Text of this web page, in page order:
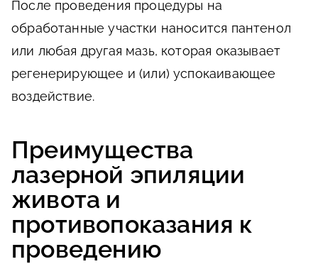
После проведения процедуры на
обработанные участки наносится пантенол
или любая другая мазь, которая оказывает
регенерирующее и (или) успокаивающее
воздействие.
Преимущества
лазерной эпиляции
живота и
противопоказания к
проведению